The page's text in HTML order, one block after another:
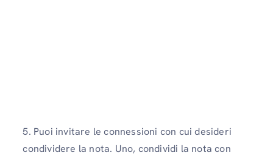
5. Puoi invitare le connessioni con cui desideri
condividere la nota. Uno, condividi la nota con